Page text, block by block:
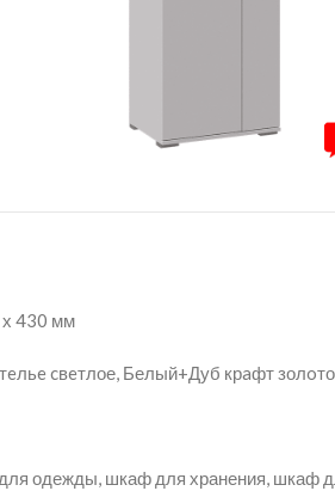
430 мм
cвeтлое, Белый+Дуб крaфт
одежды, шкаф для хранения, шкаф